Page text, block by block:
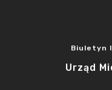
Biuletyn
Urząd